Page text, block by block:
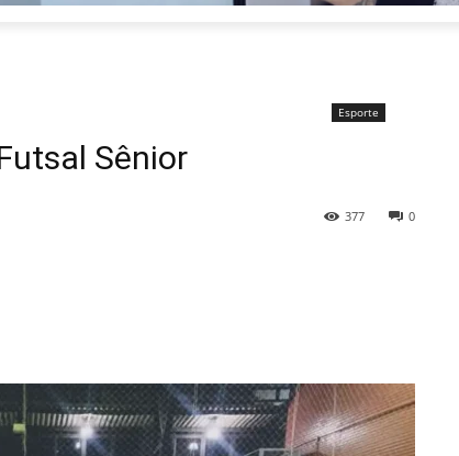
Esporte
Sênior
0
377